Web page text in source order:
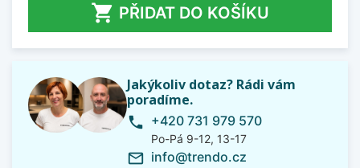
 PŘIDAT DO KOŠÍKU
Jakýkoliv dotaz? Rádi vám
poradíme.
phone +420 731 979 570
Po-Pá 9-12, 13-17
mail_outline info@trendo.cz